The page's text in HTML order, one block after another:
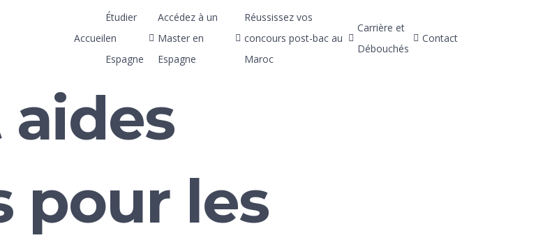
Accueil
Étudier
en
Espagne
Accédez à un
Master en
Espagne
Réussissez vos
concours post-bac au
Maroc
Carrière et
Débouchés
Contact
aides
pour les